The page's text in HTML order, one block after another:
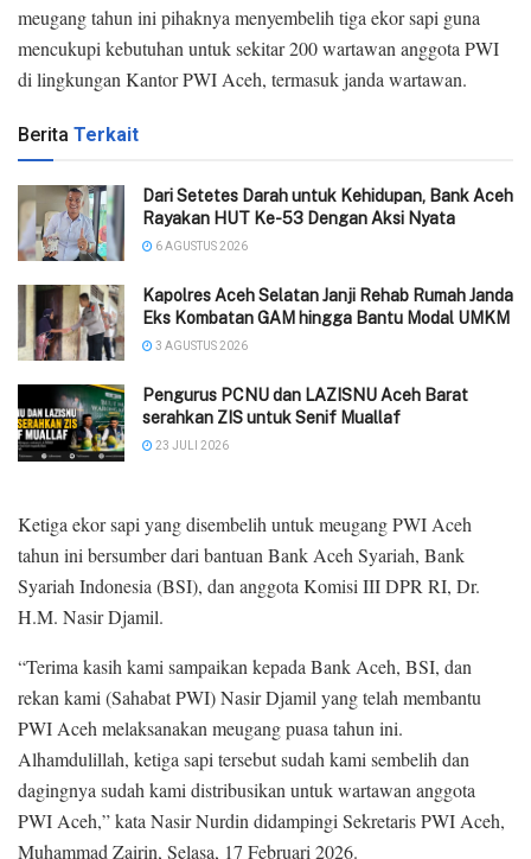
meugang tahun ini pihaknya menyembelih tiga ekor sapi guna
mencukupi kebutuhan untuk sekitar 200 wartawan anggota PWI
di lingkungan Kantor PWI Aceh, termasuk janda wartawan.
Berita Terkait
Dari Setetes Darah untuk Kehidupan, Bank Aceh
Rayakan HUT Ke-53 Dengan Aksi Nyata
6 AGUSTUS 2026
‎Kapolres Aceh Selatan Janji Rehab Rumah Janda
Eks Kombatan GAM hingga Bantu Modal UMKM ‎
3 AGUSTUS 2026
Pengurus PCNU dan LAZISNU Aceh Barat
serahkan ZIS untuk Senif Muallaf
23 JULI 2026
Ketiga ekor sapi yang disembelih untuk meugang PWI Aceh
tahun ini bersumber dari bantuan Bank Aceh Syariah, Bank
Syariah Indonesia (BSI), dan anggota Komisi III DPR RI, Dr.
H.M. Nasir Djamil.
“Terima kasih kami sampaikan kepada Bank Aceh, BSI, dan
rekan kami (Sahabat PWI) Nasir Djamil yang telah membantu
PWI Aceh melaksanakan meugang puasa tahun ini.
Alhamdulillah, ketiga sapi tersebut sudah kami sembelih dan
dagingnya sudah kami distribusikan untuk wartawan anggota
PWI Aceh,” kata Nasir Nurdin didampingi Sekretaris PWI Aceh,
Muhammad Zairin, Selasa, 17 Februari 2026.